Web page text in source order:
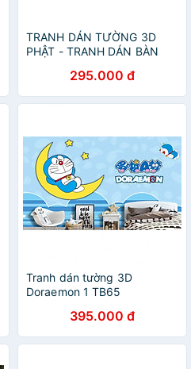
TRANH DÁN TƯỜNG 3D
PHẬT - TRANH DÁN BÀN
295.000 đ
Tranh dán tường 3D
Doraemon 1 TB65
395.000 đ